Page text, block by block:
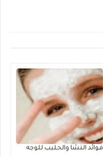
فوائد النشا والحليب للوجه